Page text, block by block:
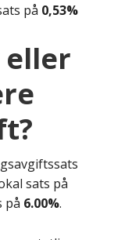
på 0,53%
eller
sats på
på 6.00%.